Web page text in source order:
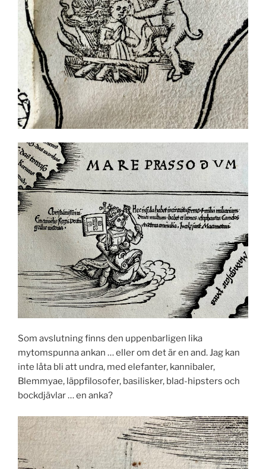
Som avslutning finns den uppenbarligen lika
mytomspunna ankan … eller om det är en and. Jag kan
inte låta bli att undra, med elefanter, kannibaler,
Blemmyae, läppfilosofer, basilisker, blad-hipsters och
bockdjävlar … en anka?